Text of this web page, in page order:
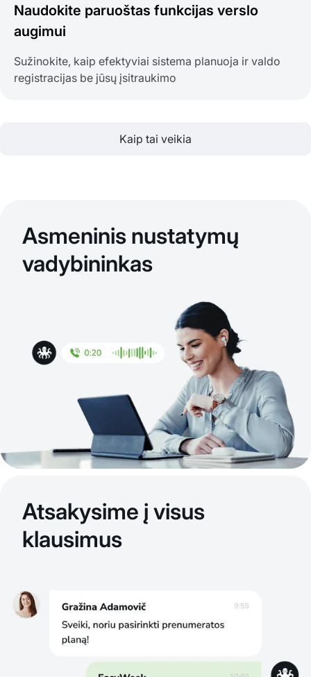
Naudokite paruoštas funkcijas verslo
augimui
Sužinokite, kaip efektyviai sistema planuoja ir valdo
registracijas be jūsų įsitraukimo
Kaip tai veikia
Asmeninis nustatymų
vadybininkas
Atsakysime į visus
klausimus